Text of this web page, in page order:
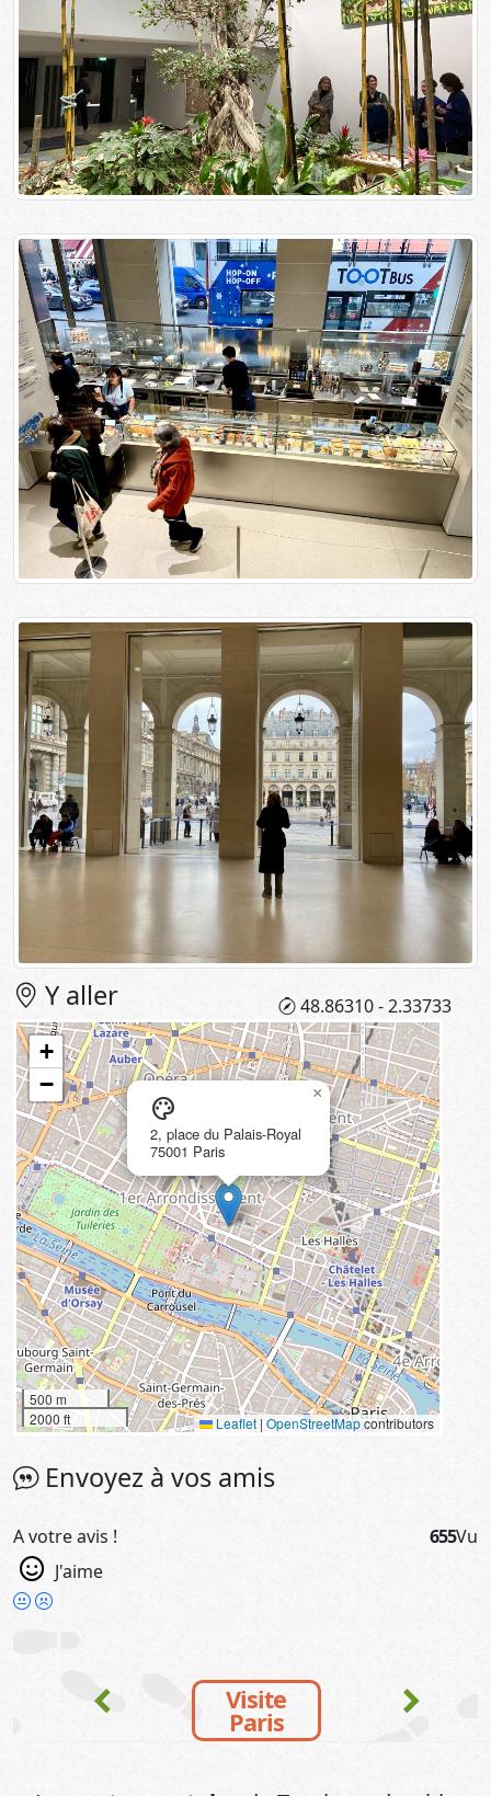
Y aller 48.86310 - 2.33733
palette
2, place du Palais-Royal
75001 Paris
×
+
−
500 m
2000 ft
Leaflet | OpenStreetMapcontributors
Envoyez à vos amis
A votre avis !
J'aime
655Vu
chevron_left Visite
Paris chevron_right